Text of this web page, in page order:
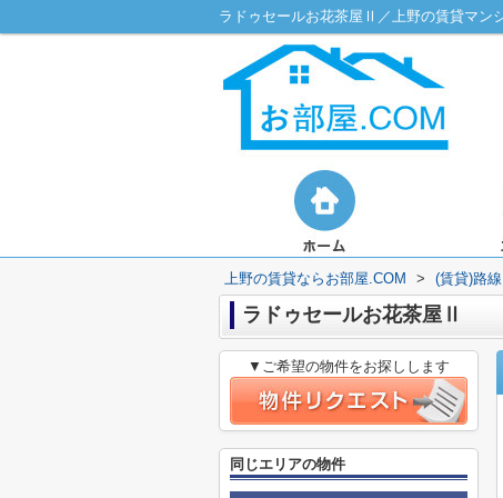
ラドゥセールお花茶屋Ⅱ／上野の賃貸マン
上野の賃貸ならお部屋.COM > (賃貸)路
ラドゥセールお花茶屋Ⅱ
▼ご希望の物件をお探しします
同じエリアの物件